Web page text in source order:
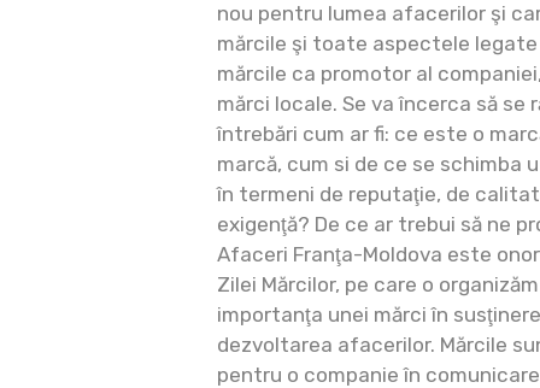
nou pentru lumea afacerilor şi
mărcile şi toate aspectele
mărcile ca promotor al
mărci locale. Se va încerca să se
întrebări cum ar fi: ce este o
marcă, cum si de ce se schimba
în termeni de reputaţie, de
exigenţă? De ce ar trebui să ne
Afaceri Franţa-Moldova este
Zilei Mărcilor, pe care o
importanţa unei mărci în
dezvoltarea afacerilor. Mărcile
pentru o companie în